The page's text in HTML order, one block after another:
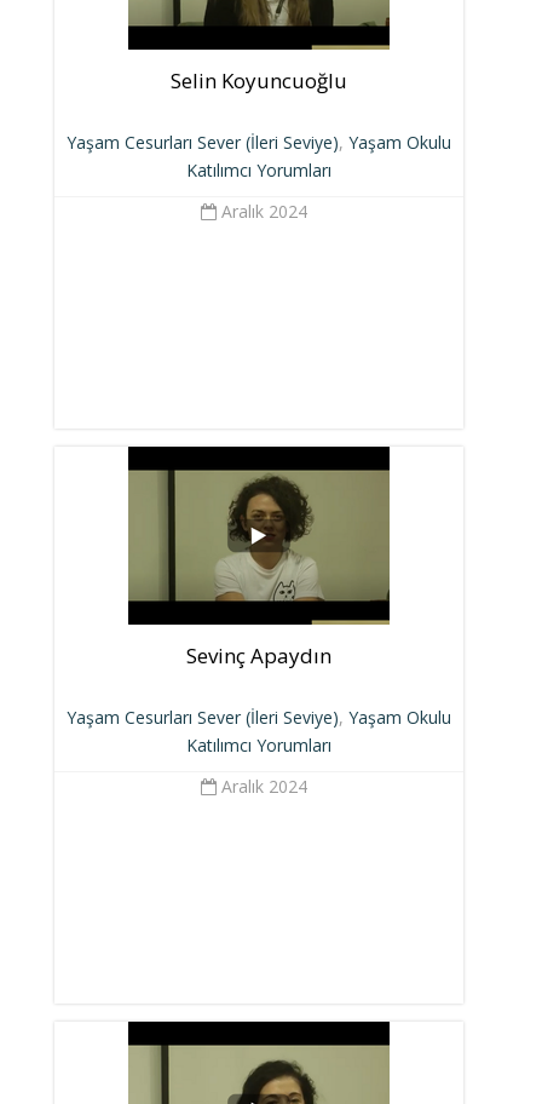
Selin Koyuncuoğlu
Yaşam Cesurları Sever (İleri Seviye), Yaşam Okulu
Katılımcı Yorumları
Aralık 2024
Sevinç Apaydın
Yaşam Cesurları Sever (İleri Seviye), Yaşam Okulu
Katılımcı Yorumları
Aralık 2024